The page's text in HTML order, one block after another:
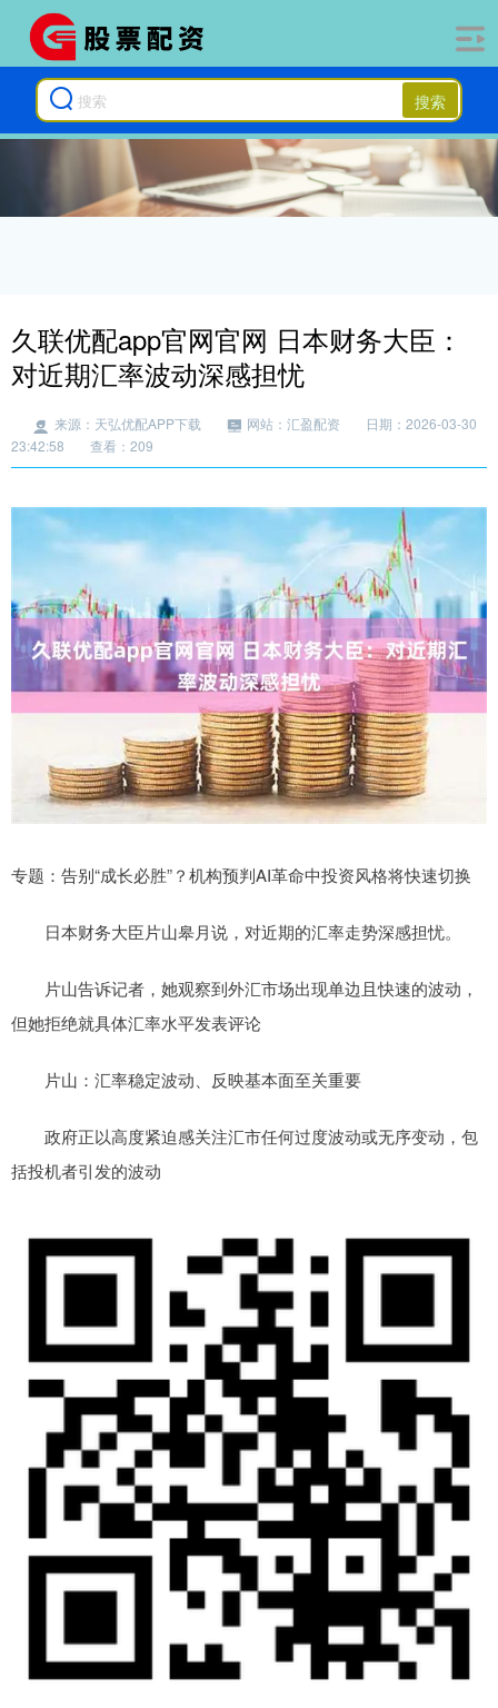
搜索
久联优配app官网官网 日本财务大臣：
对近期汇率波动深感担忧
来源：天弘优配APP下载 网站：汇盈配资
日期：2026-03-30
23:42:58
查看：209
专题：告别“成长必胜”？机构预判AI革命中投资风格将快速切换
日本财务大臣片山皋月说，对近期的汇率走势深感担忧。
片山告诉记者，她观察到外汇市场出现单边且快速的波动，
但她拒绝就具体汇率水平发表评论
片山：汇率稳定波动、反映基本面至关重要
政府正以高度紧迫感关注汇市任何过度波动或无序变动，包
括投机者引发的波动